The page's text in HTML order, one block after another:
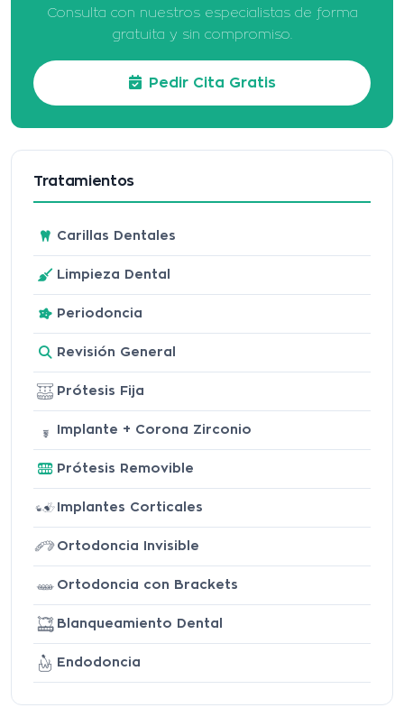
Consulta con nuestros especialistas de forma
gratuita y sin compromiso.
Pedir Cita Gratis
Tratamientos
Carillas Dentales
Limpieza Dental
Periodoncia
Revisión General
Prótesis Fija
Implante + Corona Zirconio
Prótesis Removible
Implantes Corticales
Ortodoncia Invisible
Ortodoncia con Brackets
Blanqueamiento Dental
Endodoncia